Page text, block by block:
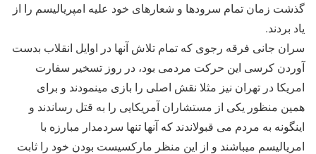
گذشت زمان تمام سرودها و شعارهای خود علیه امپریالیسم را از
یاد بردند.
سران جانی فرقه رجوی که تمام تلاش آنها در اوایل انقلاب بدست
آوردن کرسی این حرکت مردمی بود، در روز تسخیر سفارت
امریکا در تهران نیز مثلا نقش اصلی را بازی مینمودند و برای
همین منظور یکی از مستشاران آمریکایی را به قتل رساندند و
اینگونه به مردم می قبولاندند که آنها تنها سردمدار مبارزه با
امریالیسم میباشند و از این منظر مارکسیست بودن خود را ثابت